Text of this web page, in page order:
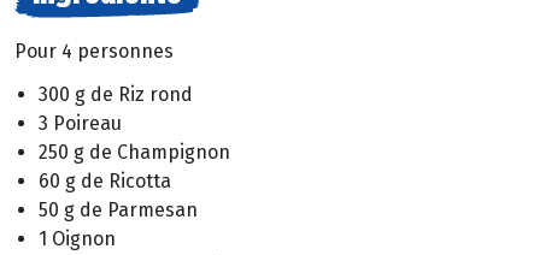
Pour 4 personnes
300 g de Riz rond
3 Poireau
250 g de Champignon
60 g de Ricotta
50 g de Parmesan
1 Oignon